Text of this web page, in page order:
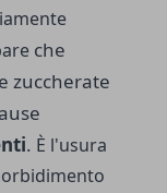
che
zuccherate
. È l'usura